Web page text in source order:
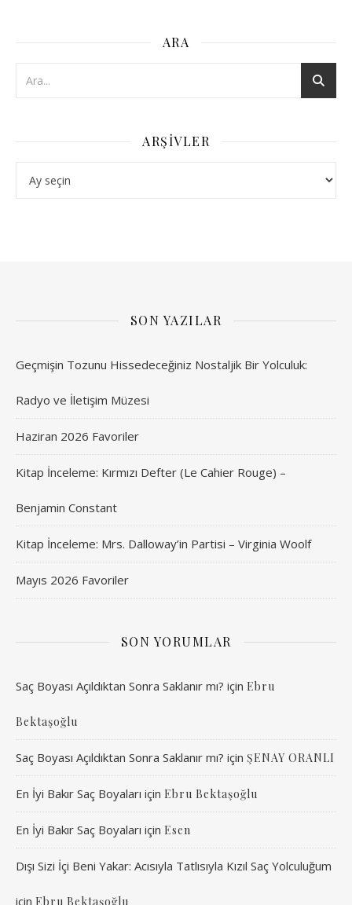
ARA
ARŞIVLER
SON YAZILAR
Geçmişin Tozunu Hissedeceğiniz Nostaljik Bir Yolculuk:
Radyo ve İletişim Müzesi
Haziran 2026 Favoriler
Kitap İnceleme: Kırmızı Defter (Le Cahier Rouge) –
Benjamin Constant
Kitap İnceleme: Mrs. Dalloway’in Partisi – Virginia Woolf
Mayıs 2026 Favoriler
SON YORUMLAR
Saç Boyası Açıldıktan Sonra Saklanır mı? için Ebru
Bektaşoğlu
Saç Boyası Açıldıktan Sonra Saklanır mı? için ŞENAY ORANLI
En İyi Bakır Saç Boyaları için Ebru Bektaşoğlu
En İyi Bakır Saç Boyaları için Esen
Dışı Sizi İçi Beni Yakar: Acısıyla Tatlısıyla Kızıl Saç Yolculuğum
için Ebru Bektaşoğlu